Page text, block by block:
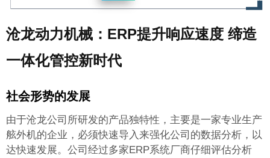
沧龙动力机械：ERP提升响应速度 缔造
一体化管控新时代
社会形势的发展
由于沧龙公司所研发的产品独特性，主要是一家专业生产
舷外机的企业，必须快速导入 来强化公司的数据分析，以
达快速发展。公司经过多家ERP系统厂商仔细评估分析